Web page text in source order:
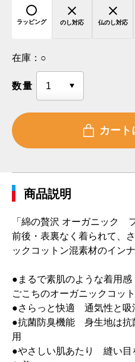
ラッピング のし対応 仏のし対応
在庫： ○
数量
商品説明
「綿の贅沢 オーガニック
前後・表裏なく着られて、
ックコットン混素材のイン
●まるで素肌のような着用
ごこちのオーガニックコッ
●さらっと快適 通気性と吸
●抗菌防臭機能 身生地は抗
用
●やさしい肌あたり 縫い目